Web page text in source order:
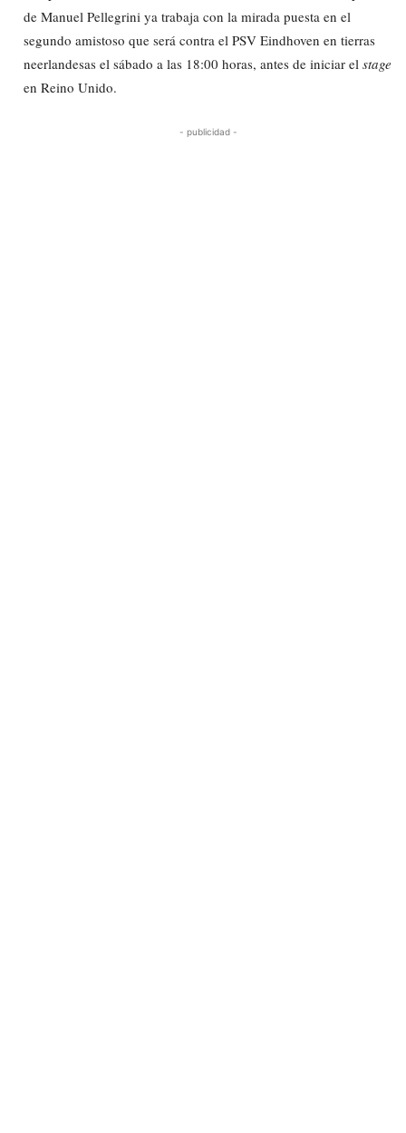
de Manuel Pellegrini ya trabaja con la mirada puesta en el
segundo amistoso que será contra el PSV Eindhoven en tierras
neerlandesas el sábado a las 18:00 horas, antes de iniciar el stage
en Reino Unido.
- publicidad -